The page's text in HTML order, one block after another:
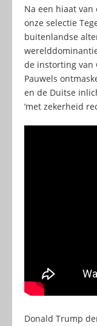
Na een hiaat
onze selectie
buitenlandse
de instorting van
Pauwels
en de Duitse
‘met zekerheid
Donald Trump